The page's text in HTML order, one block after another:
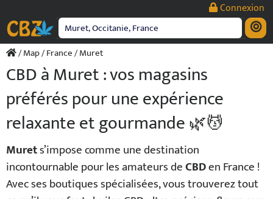
contenu
Connexion
/Map/France/ Muret
CBD à Muret : vos magasins
préférés pour une expérience
relaxante et gourmande 🌿💆
Murets’impose comme une destination
incontournable pour les amateurs deCBDen France !
Avec ses boutiques spécialisées, vous trouverez tout